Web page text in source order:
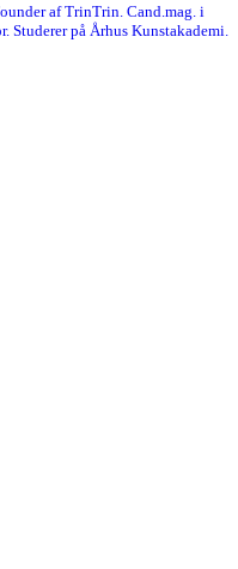
af TrinTrin. Cand.mag. i
på Århus Kunstakademi.